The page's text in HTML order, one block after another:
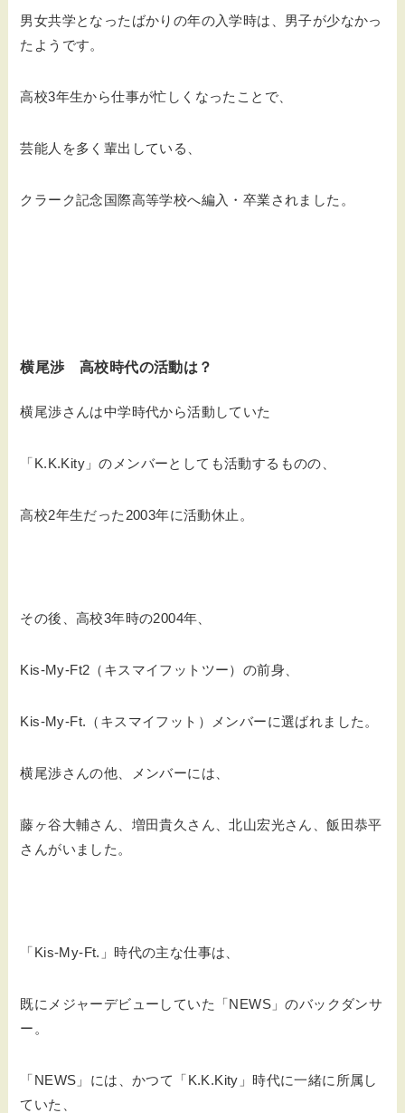
男女共学となったばかりの年の入学時は、男子が少なかっ
たようです。
高校3年生から仕事が忙しくなったことで、
芸能人を多く輩出している、
クラーク記念国際高等学校へ編入・卒業されました。
横尾渉 高校時代の活動は？
横尾渉さんは中学時代から活動していた
「K.K.Kity」のメンバーとしても活動するものの、
高校2年生だった2003年に活動休止。
その後、高校3年時の2004年、
Kis-My-Ft2（キスマイフットツー）の前身、
Kis-My-Ft.（キスマイフット）メンバーに選ばれました。
横尾渉さんの他、メンバーには、
藤ヶ谷大輔さん、増田貴久さん、北山宏光さん、飯田恭平
さんがいました。
「Kis-My-Ft.」時代の主な仕事は、
既にメジャーデビューしていた「NEWS」のバックダンサ
ー。
「NEWS」には、かつて「K.K.Kity」時代に一緒に所属し
ていた、